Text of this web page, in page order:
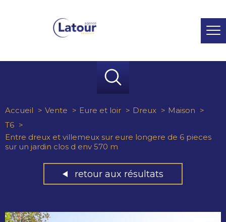
Accueil Vente Eure et loir Dreux
Maison
T6
Entre dreux et villemeux sur eure longere de 6 pieces
sur un jardin clos d env 570 m
retour aux résultats